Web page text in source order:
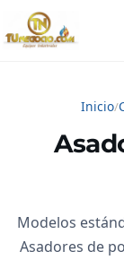
Inicio
Modelos
Asadores de